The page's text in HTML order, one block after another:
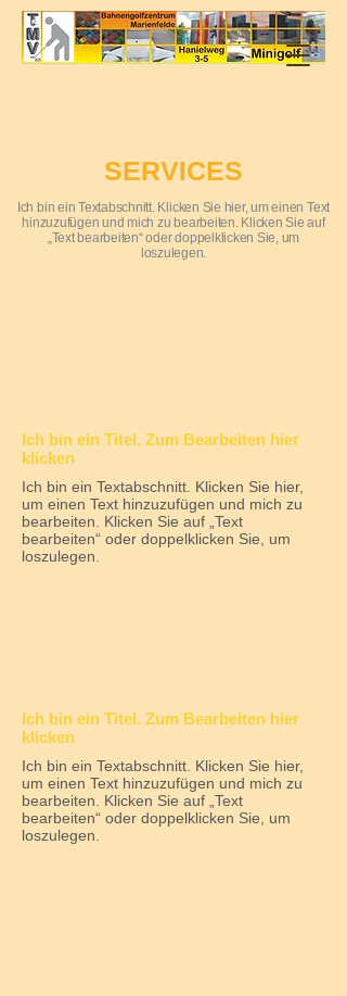
SERVICES
Ich bin ein Textabschnitt. Klicken Sie hier, um einen Text
hinzuzufügen und mich zu bearbeiten. Klicken Sie auf
„Text bearbeiten“ oder doppelklicken Sie, um
loszulegen.
Ich bin ein Titel. Zum Bearbeiten hier
klicken
Ich bin ein Textabschnitt. Klicken Sie hier,
um einen Text hinzuzufügen und mich zu
bearbeiten. Klicken Sie auf „Text
bearbeiten“ oder doppelklicken Sie, um
loszulegen.
Ich bin ein Titel. Zum Bearbeiten hier
klicken
Ich bin ein Textabschnitt. Klicken Sie hier,
um einen Text hinzuzufügen und mich zu
bearbeiten. Klicken Sie auf „Text
bearbeiten“ oder doppelklicken Sie, um
loszulegen.